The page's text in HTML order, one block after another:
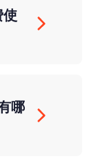
使
哪